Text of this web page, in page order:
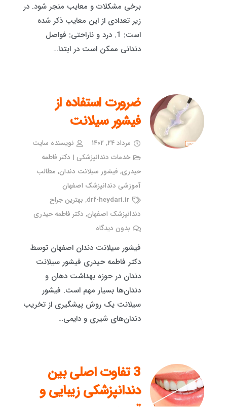
برخی مشکلات و معایب منجر شود. در
زیر تعدادی از این معایب ذکر شده
است: 1. درد و ناراحتی: فواصل
دندانی ممکن است در ابتدا…
ضرورت استفاده از
فیشور سیلانت
مرداد ۲۴, ۱۴۰۲
نویسنده سایت
خدمات دندانپزشکی | دکتر فاطمه
حیدری, فیشور سیلانت دندان, مطالب
آموزشی دندانپزشک اصفهان
drf-heydari.ir
, بهترین جراح
دندانپزشک اصفهان, دکتر فاطمه حیدری
بدون دیدگاه
فیشور سیلانت دندان اصفهان توسط
دکتر فاطمه حیدری فیشور سیلانت
دندان در حوزه بهداشت دهان و
دندان‌ها بسیار مهم است. فیشور
سیلانت یک روش پیشگیری از تخریب
دندان‌های شیری و دایمی…
3 تفاوت اصلی بین
دندانپزشکی زیبایی و